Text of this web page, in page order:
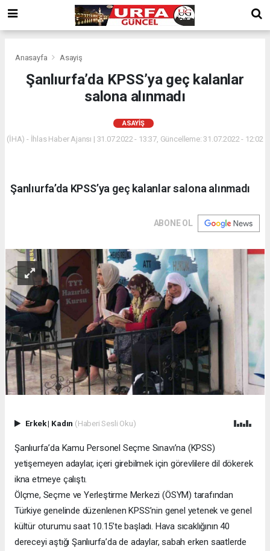
Anasayfa Asayiş
Şanlıurfa’da KPSS’ya geç kalanlar
salona alınmadı
ASAYIŞ
(İHA) - İhlas Haber Ajansı | 31.07.2022 - 13:37, Güncelleme: 31.07.2022 - 12:02
Şanlıurfa’da KPSS’ya geç kalanlar salona alınmadı
ABONE OL
Erkek| Kadın (Haberi Sesli Oku)
Şanlıurfa’da Kamu Personel Seçme Sınavı’na (KPSS)
yetişemeyen adaylar, içeri girebilmek için görevlilere dil dökerek
ikna etmeye çalıştı.
Ölçme, Seçme ve Yerleştirme Merkezi (ÖSYM) tarafından
Türkiye genelinde düzenlenen KPSS’nin genel yetenek ve genel
kültür oturumu saat 10.15’te başladı. Hava sıcaklığının 40
dereceyi aştığı Şanlıurfa’da de adaylar, sabah erken saatlerde